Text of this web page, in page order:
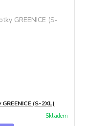
(S-2XL)
Skladem